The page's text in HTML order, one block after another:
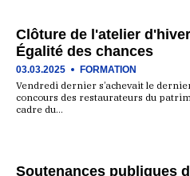
Clôture de l'atelier
Égalité des chances
03.03.2025 FORMATION
Vendredi dernier s’achevait le
concours des restaurateurs du
cadre du…
Soutenances publiques